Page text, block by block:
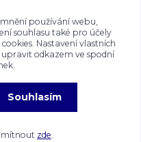
a
autorským právem. Jejich
souhlasu provozovatele
rychle.cz
používání webu,
souhlasu také pro účely
Nastavení vlastních
odkazem ve spodní
Souhlasím
zde